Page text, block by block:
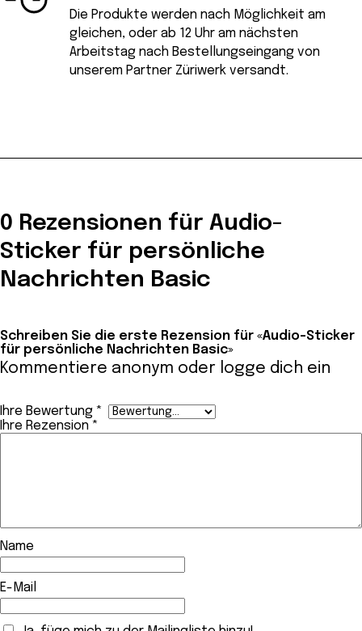
Die Produkte werden nach Möglichkeit am
gleichen, oder ab 12 Uhr am nächsten
Arbeitstag nach Bestellungseingang von
unserem Partner Züriwerk versandt.
0 Rezensionen für Audio-
Sticker für persönliche
Nachrichten Basic
Schreiben Sie die erste Rezension für «Audio-Sticker
für persönliche Nachrichten Basic»
Kommentiere anonym oder logge dich ein
Ihre Bewertung *
Ihre Rezension *
Name
E-Mail